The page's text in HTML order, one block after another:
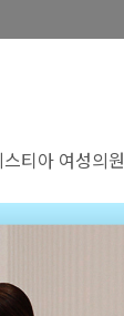
티아 여성의원